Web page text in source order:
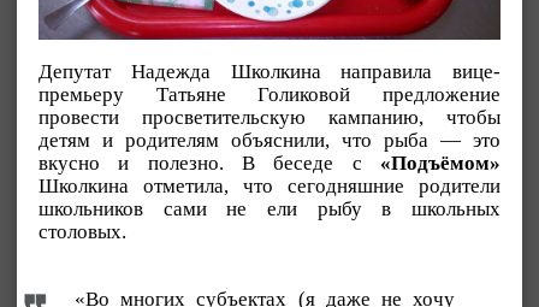
Депутат Надежда Школкина направила вице-
премьеру Татьяне Голиковой предложение
провести просветительскую кампанию, чтобы
детям и родителям объяснили, что рыба — это
вкусно и полезно. В беседе с «Подъёмом»
Школкина отметила, что сегодняшние родители
школьников сами не ели рыбу в школьных
столовых.
«Во многих субъектах (я даже не хочу